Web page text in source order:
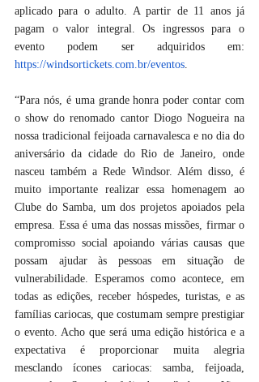
aplicado para o adulto. A partir de 11 anos já
pagam o valor integral. Os ingressos para o
https://windsortickets.com.br/eventos
“Para nós, é uma grande honra poder contar com
o show do renomado cantor Diogo Nogueira na
nossa tradicional feijoada carnavalesca e no dia do
aniversário da cidade do Rio de Janeiro, onde
nasceu também a Rede Windsor. Além disso, é
muito importante realizar essa homenagem ao
Clube do Samba, um dos projetos apoiados pela
empresa. Essa é uma das nossas missões, firmar o
compromisso social apoiando várias causas que
possam ajudar às pessoas em situação de
vulnerabilidade. Esperamos como acontece, em
todas as edições, receber hóspedes, turistas, e as
famílias cariocas, que costumam sempre prestigiar
o evento. Acho que será uma edição histórica e a
expectativa é proporcionar muita alegria
mesclando ícones cariocas: samba, feijoada,